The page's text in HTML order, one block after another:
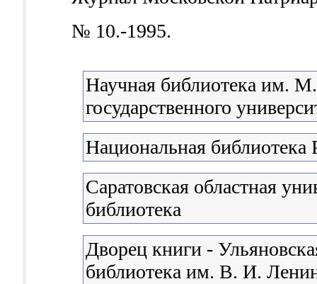
№ 10.-1995.
Научная библиотека им.
государственного
Национальная
Саратовская областная
библиотека
Дворец книги -
библиотека им. В. И.